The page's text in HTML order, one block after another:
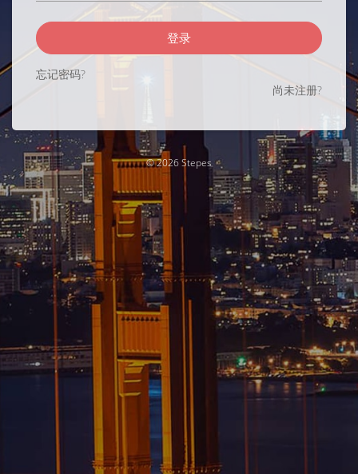
登录
忘记密码?
尚未注册?
© 2026 Stepes